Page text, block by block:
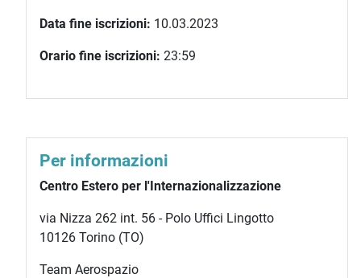
Data fine iscrizioni: 10.03.2023
Orario fine iscrizioni: 23:59
Per informazioni
Centro Estero per l'Internazionalizzazione
via Nizza 262 int. 56 - Polo Uffici Lingotto
10126 Torino (TO)
Team Aerospazio